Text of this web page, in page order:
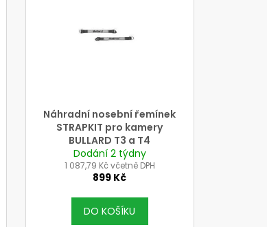
Náhradní nosební řemínek
STRAPKIT pro kamery
BULLARD T3 a T4
Dodání 2 týdny
1 087,79 Kč včetně DPH
899 Kč
DO KOŠÍKU